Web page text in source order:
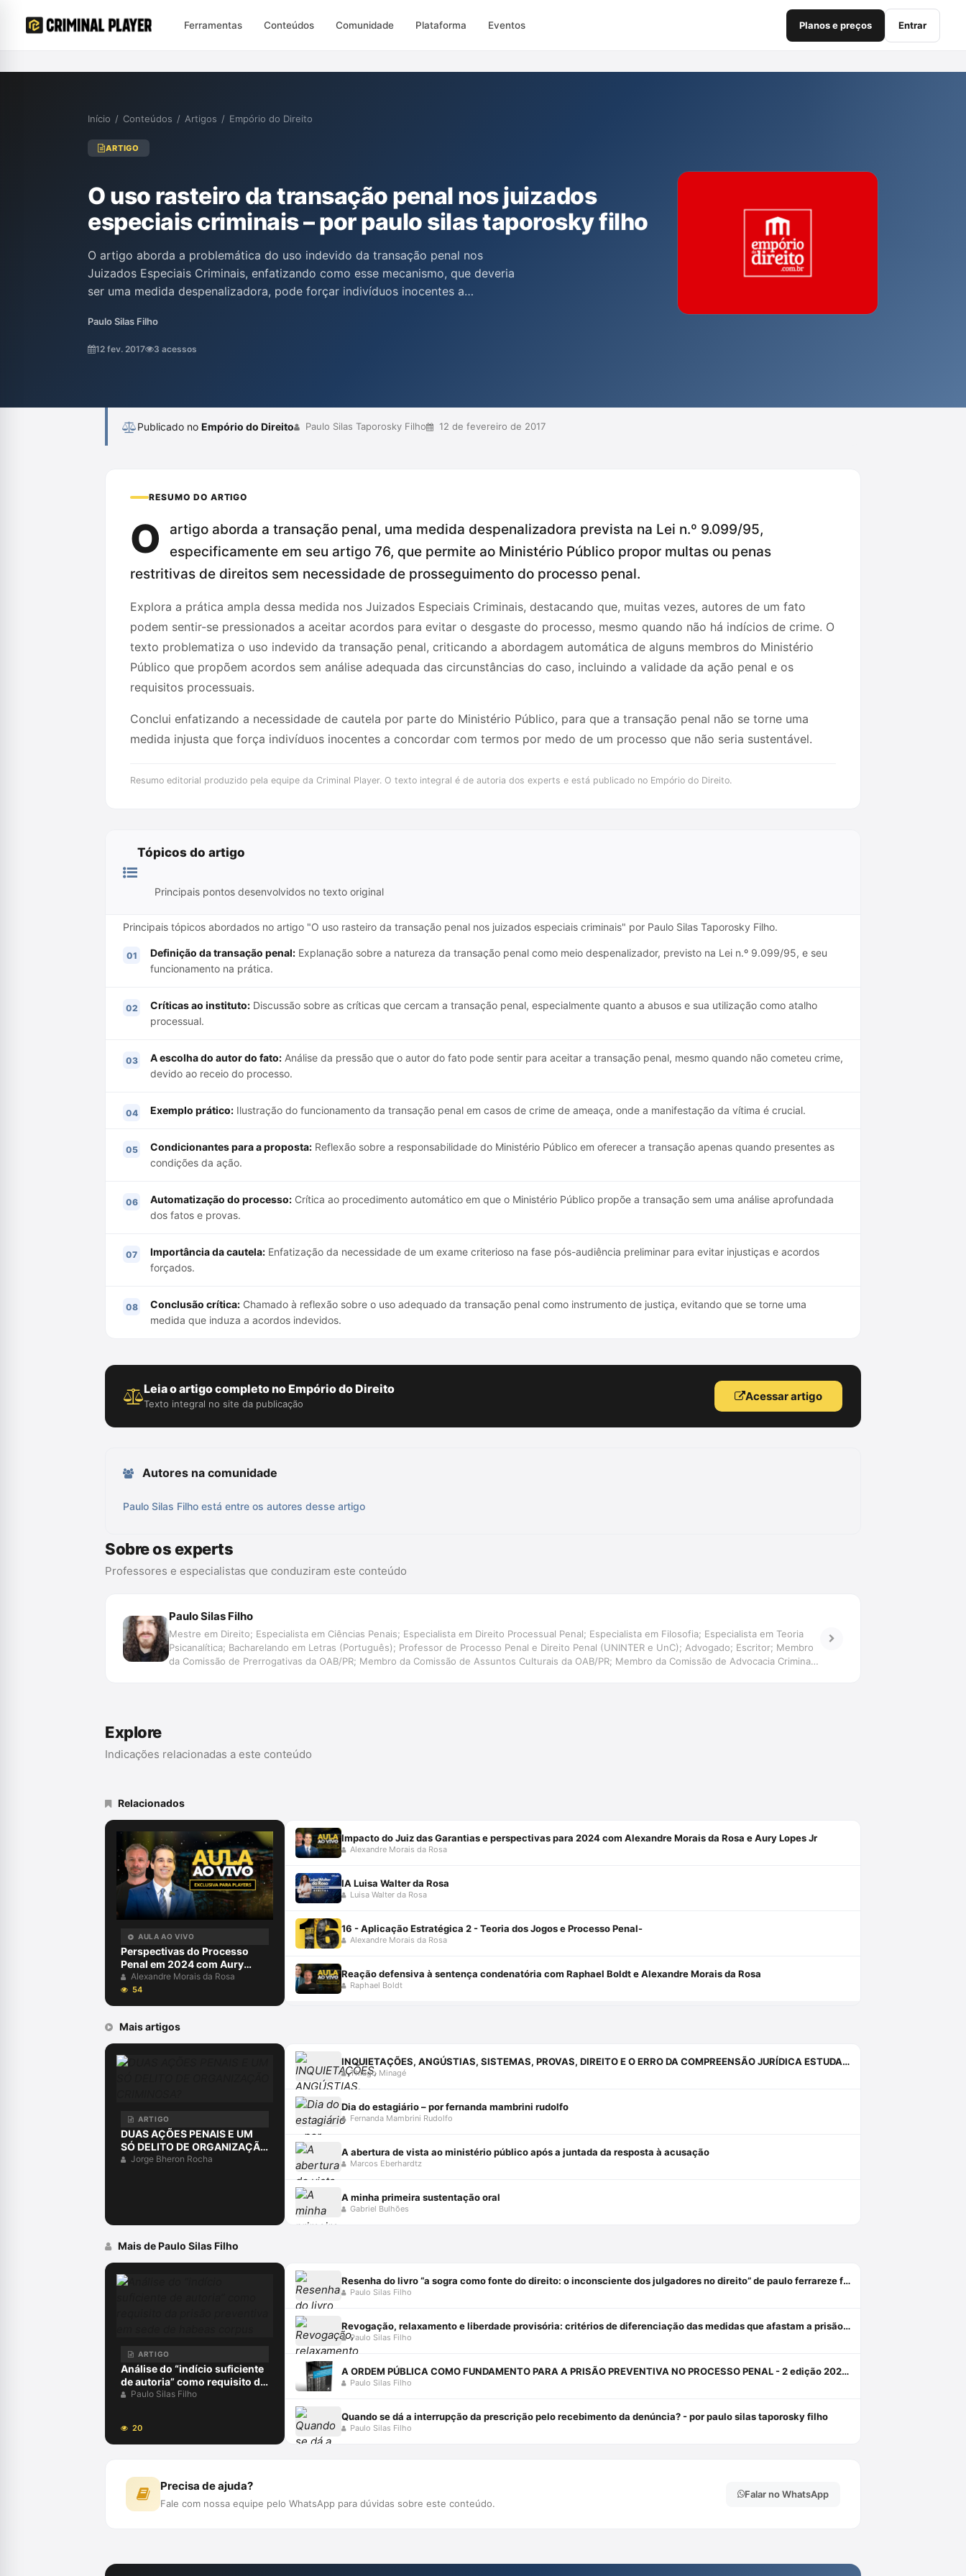
Ferramentas Conteúdos Comunidade Plataforma Eventos Planos e preços Entrar
Início / Conteúdos / Artigos / Empório do Direito
ARTIGO
O uso rasteiro da transação penal nos juizados
especiais criminais – por paulo silas taporosky filho
O artigo aborda a problemática do uso indevido da transação penal nos
Juizados Especiais Criminais, enfatizando como esse mecanismo, que deveria
ser uma medida despenalizadora, pode forçar indivíduos inocentes a
Taporosky Filho critica a prática automática e desatenta do Ministério Público
ao propor transações sem considerar as condições da ação, o que pode
Paulo Silas Filho
12 fev. 2017 3 acessos
Publicado no Empório do Direito Paulo Silas Taporosky Filho 12 de fevereiro de 2017
RESUMO DO ARTIGO
O
artigo aborda a transação penal, uma medida despenalizadora prevista na Lei n.º 9.099/95,
especificamente em seu artigo 76, que permite ao Ministério Público propor multas ou penas
restritivas de direitos sem necessidade de prosseguimento do processo penal.
Explora a prática ampla dessa medida nos Juizados Especiais Criminais, destacando que, muitas vezes, autores de um fato
podem sentir-se pressionados a aceitar acordos para evitar o desgaste do processo, mesmo quando não há indícios de crime. O
texto problematiza o uso indevido da transação penal, criticando a abordagem automática de alguns membros do Ministério
Público que propõem acordos sem análise adequada das circunstâncias do caso, incluindo a validade da ação penal e os
requisitos processuais.
Conclui enfatizando a necessidade de cautela por parte do Ministério Público, para que a transação penal não se torne uma
medida injusta que força indivíduos inocentes a concordar com termos por medo de um processo que não seria sustentável.
Resumo editorial produzido pela equipe da Criminal Player. O texto integral é de autoria dos experts e está publicado no Empório do Direito.
Tópicos do artigo
Principais pontos desenvolvidos no texto original
Principais tópicos abordados no artigo "O uso rasteiro da transação penal nos juizados especiais criminais" por Paulo Silas Taporosky Filho.
Definição da transação penal: Explanação sobre a natureza da transação penal como meio despenalizador, previsto na Lei n.º 9.099/95, e seu
funcionamento na prática.
Críticas ao instituto: Discussão sobre as críticas que cercam a transação penal, especialmente quanto a abusos e sua utilização como atalho
processual.
A escolha do autor do fato: Análise da pressão que o autor do fato pode sentir para aceitar a transação penal, mesmo quando não cometeu crime,
devido ao receio do processo.
Exemplo prático: Ilustração do funcionamento da transação penal em casos de crime de ameaça, onde a manifestação da vítima é crucial.
Condicionantes para a proposta: Reflexão sobre a responsabilidade do Ministério Público em oferecer a transação apenas quando presentes as
condições da ação.
Automatização do processo: Crítica ao procedimento automático em que o Ministério Público propõe a transação sem uma análise aprofundada
dos fatos e provas.
Importância da cautela: Enfatização da necessidade de um exame criterioso na fase pós-audiência preliminar para evitar injustiças e acordos
forçados.
Conclusão crítica: Chamado à reflexão sobre o uso adequado da transação penal como instrumento de justiça, evitando que se torne uma
medida que induza a acordos indevidos.
Leia o artigo completo no Empório do Direito
Texto integral no site da publicação
Acessar artigo
Autores na comunidade
Paulo Silas Filho está entre os autores desse artigo
Sobre os experts
Professores e especialistas que conduziram este conteúdo
Paulo Silas Filho
Mestre em Direito; Especialista em Ciências Penais; Especialista em Direito Processual Penal; Especialista em Filosofia; Especialista em Teoria
Psicanalítica; Bacharelando em Letras (Português); Professor de Processo Penal e Direito Penal (UNINTER e UnC); Advogado; Escritor; Membro
da Comissão de Prerrogativas da OAB/PR; Membro da Comissão de Assuntos Culturais da OAB/PR; Membro da Comissão de Advocacia Criminal
Explore
Indicações relacionadas a este conteúdo
Relacionados
AULA AO VIVO
Perspectivas do Processo
Penal em 2024 com Aury
Lopes Jr e Alexandre Morais
da Rosa
Alexandre Morais da Rosa
54
Impacto do Juiz das Garantias e perspectivas para 2024 com Alexandre Morais da Rosa e Aury Lopes Jr
Alexandre Morais da Rosa
IA Luisa Walter da Rosa
Luisa Walter da Rosa
16 - Aplicação Estratégica 2 - Teoria dos Jogos e Processo Penal-
Alexandre Morais da Rosa
Reação defensiva à sentença condenatória com Raphael Boldt e Alexandre Morais da Rosa
Raphael Boldt
Mais artigos
ARTIGO
DUAS AÇÕES PENAIS E UM
SÓ DELITO DE ORGANIZAÇÃO
CRIMINOSA?
Jorge Bheron Rocha
INQUIETAÇÕES, ANGÚSTIAS, SISTEMAS, PROVAS, DIREITO E O ERRO DA COMPREENSÃO JURÍDICA ESTUDANDO APENAS O DIREITO.
Thiago Minagé
Dia do estagiário – por fernanda mambrini rudolfo
Fernanda Mambrini Rudolfo
A abertura de vista ao ministério público após a juntada da resposta à acusação
Marcos Eberhardtz
A minha primeira sustentação oral
Gabriel Bulhões
Mais de Paulo Silas Filho
ARTIGO
Análise do “indício suficiente
de autoria” como requisito da
prisão preventiva em sede de
Paulo Silas Filho
20
Resenha do livro “a sogra como fonte do direito: o inconsciente dos julgadores no direito” de paulo ferrareze filho
Paulo Silas Filho
Revogação, relaxamento e liberdade provisória: critérios de diferenciação das medidas que afastam a prisão cautelar
Paulo Silas Filho
A ORDEM PÚBLICA COMO FUNDAMENTO PARA A PRISÃO PREVENTIVA NO PROCESSO PENAL - 2 edição 2024 - HABITUS EDITORA Livro em oferta 1 janeiro 2024
Paulo Silas Filho
Quando se dá a interrupção da prescrição pelo recebimento da denúncia? - por paulo silas taporosky filho
Paulo Silas Filho
Precisa de ajuda?
Fale com nossa equipe pelo WhatsApp para dúvidas sobre este conteúdo.
Falar no WhatsApp